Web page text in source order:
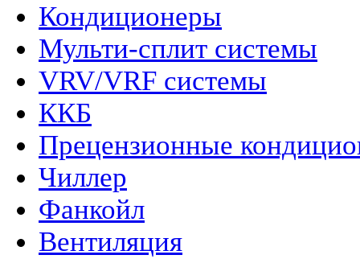
Кондиционеры
Мульти-сплит системы
VRV/VRF системы
ККБ
Прецензионные
Чиллер
Фанкойл
Вентиляция